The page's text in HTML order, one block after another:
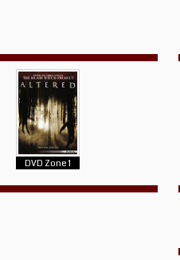
DVD Zone 1